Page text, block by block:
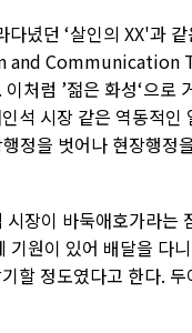
녔던 ‘살인의 XX'과
Communication
처럼 ’젊은 화성‘으
석 시장 같은 역동적인
정을 벗어나 현장행정
장이 바둑애호가라는
기원이 있어 배달을 다
할 정도였다고 한다.